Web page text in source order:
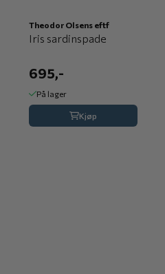
Theodor Olsens eftf
Iris sardinspade
695,-
På lager
Kjøp